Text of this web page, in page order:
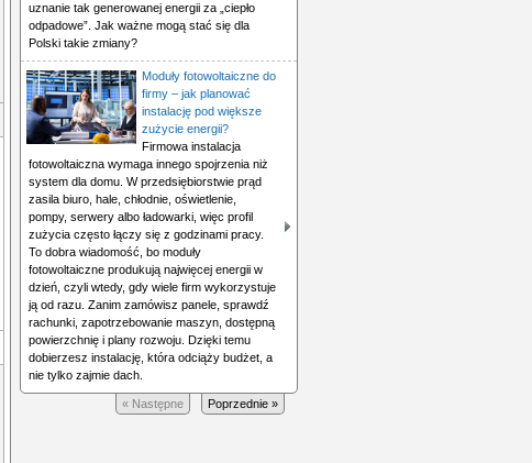
uznanie tak generowanej energii za „ciepło
odpadowe”. Jak ważne mogą stać się dla
Polski takie zmiany?
Moduły fotowoltaiczne do
firmy – jak planować
instalację pod większe
zużycie energii?
Firmowa instalacja
fotowoltaiczna wymaga innego spojrzenia niż
system dla domu. W przedsiębiorstwie prąd
zasila biuro, hale, chłodnie, oświetlenie,
pompy, serwery albo ładowarki, więc profil
zużycia często łączy się z godzinami pracy.
To dobra wiadomość, bo moduły
fotowoltaiczne produkują najwięcej energii w
dzień, czyli wtedy, gdy wiele firm wykorzystuje
ją od razu. Zanim zamówisz panele, sprawdź
rachunki, zapotrzebowanie maszyn, dostępną
powierzchnię i plany rozwoju. Dzięki temu
dobierzesz instalację, która odciąży budżet, a
nie tylko zajmie dach.
Poprzednie »
« Następne